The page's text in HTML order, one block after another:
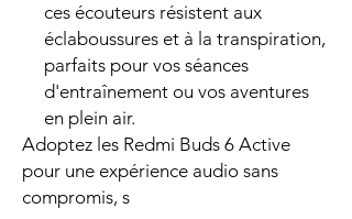
ces écouteurs résistent aux
éclaboussures et à la transpiration,
parfaits pour vos séances
d'entraînement ou vos aventures
en plein air.
Adoptez les Redmi Buds 6 Active
pour une expérience audio sans
compromis, s